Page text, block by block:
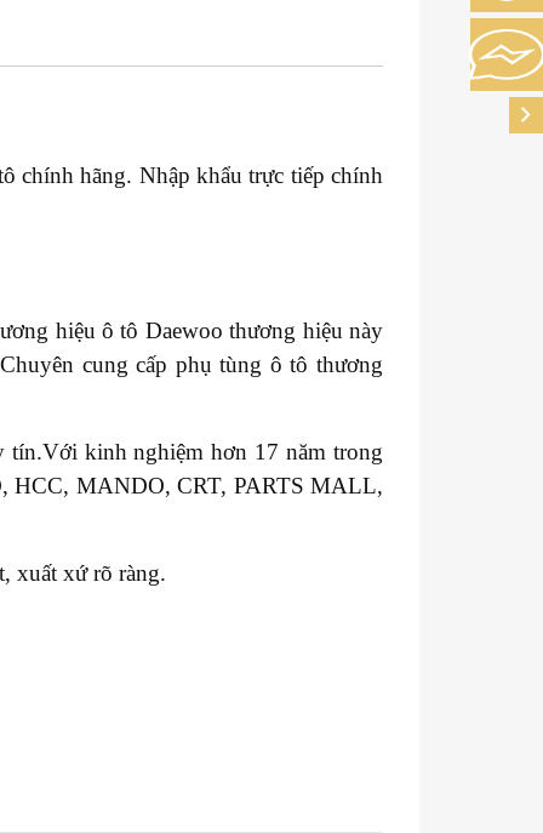
chính hãng. Nhập khẩu trực tiếp chính
hiệu ô tô Daewoo thương hiệu này
cung cấp phụ tùng ô tô thương
kinh nghiệm hơn 17 năm trong
HCC, MANDO, CRT, PARTS MALL,
xuất xứ rõ ràng.